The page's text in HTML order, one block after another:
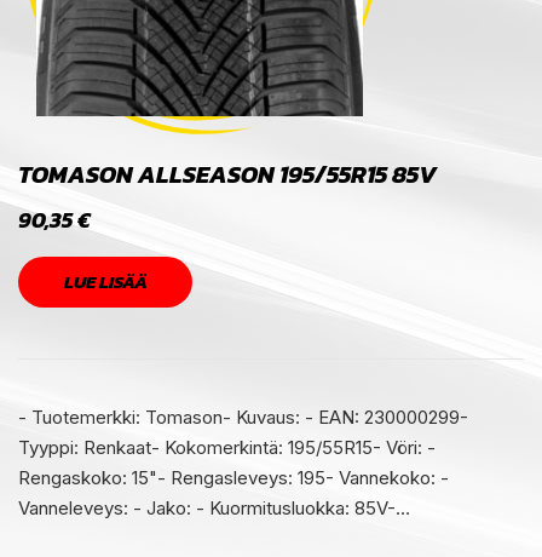
TOMASON ALLSEASON 195/55R15 85V
90,35€
LUE LISÄÄ
- Tuotemerkki: Tomason- Kuvaus: - EAN: 230000299-
Tyyppi: Renkaat- Kokomerkintä: 195/55R15- Vöri: -
Rengaskoko: 15"- Rengasleveys: 195- Vannekoko: -
Vanneleveys: - Jako: - Kuormitusluokka: 85V-…